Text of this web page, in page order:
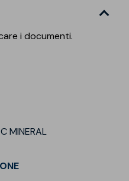
i documenti.
MINERAL